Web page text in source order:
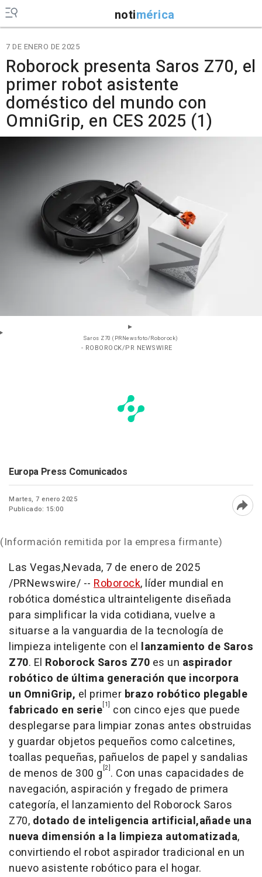
notimérica
7 DE ENERO DE 2025
Roborock presenta Saros Z70, el
primer robot asistente
doméstico del mundo con
OmniGrip, en CES 2025 (1)
Saros Z70 (PRNewsfoto/Roborock)
- ROBOROCK/PR NEWSWIRE
Europa Press Comunicados
Martes, 7 enero 2025
Publicado: 15:00
(Información remitida por la empresa firmante)
Las Vegas,Nevada, 7 de enero de 2025
/PRNewswire/ -- Roborock, líder mundial en
robótica doméstica ultrainteligente diseñada
para simplificar la vida cotidiana, vuelve a
situarse a la vanguardia de la tecnología de
limpieza inteligente con el lanzamiento de Saros
Z70. El Roborock Saros Z70 es un aspirador
robótico de última generación que incorpora
un OmniGrip, el primer brazo robótico plegable
fabricado en serie[1] con cinco ejes que puede
desplegarse para limpiar zonas antes obstruidas
y guardar objetos pequeños como calcetines,
toallas pequeñas, pañuelos de papel y sandalias
de menos de 300 g [2]. Con unas capacidades de
navegación, aspiración y fregado de primera
categoría, el lanzamiento del Roborock Saros
Z70, dotado de inteligencia artificial,añade una
nueva dimensión a la limpieza automatizada,
convirtiendo el robot aspirador tradicional en un
nuevo asistente robótico para el hogar.